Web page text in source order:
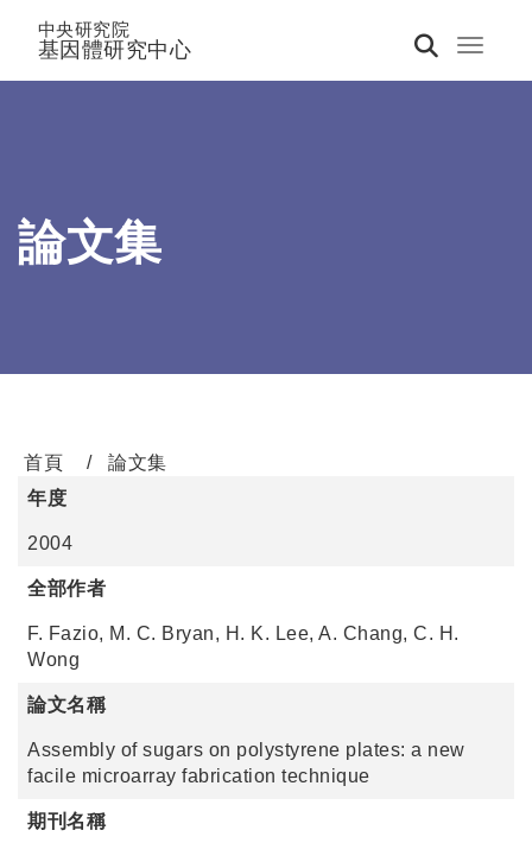
Toggle
中央研究院
基因體研究中心
論文集
首頁
論文集
年度
2004
全部作者
F. Fazio, M. C. Bryan, H. K. Lee, A. Chang, C. H.
Wong
論文名稱
Assembly of sugars on polystyrene plates: a new
facile microarray fabrication technique
期刊名稱